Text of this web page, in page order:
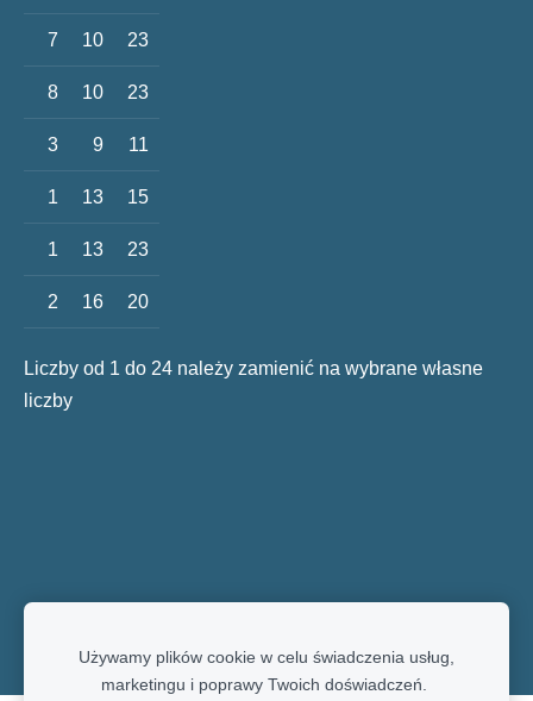
7 10 23
8 10 23
3 9 11
1 13 15
1 13 23
2 16 20
Liczby od 1 do 24 należy zamienić na wybrane własne
liczby
Używamy plików cookie w celu świadczenia usług,
marketingu i poprawy Twoich doświadczeń.